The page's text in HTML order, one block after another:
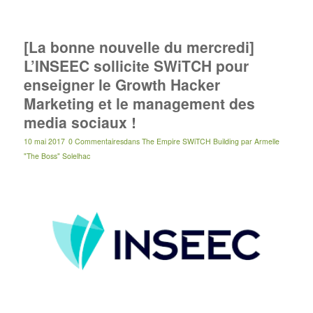
[La bonne nouvelle du mercredi]
L’INSEEC sollicite SWiTCH pour
enseigner le Growth Hacker
Marketing et le management des
media sociaux !
10 mai 2017 0 Commentairesdans The Empire SWiTCH Building par Armelle
"The Boss" Solelhac